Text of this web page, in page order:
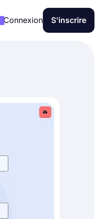
Connexion S'inscrire